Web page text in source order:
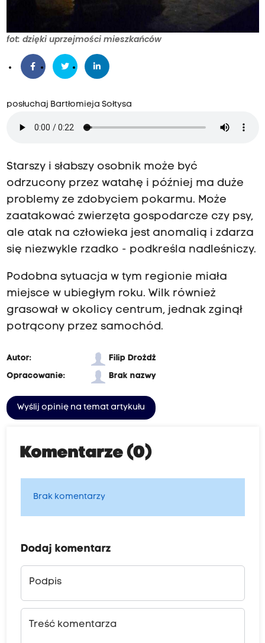
fot: dzięki uprzejmości mieszkańców
posłuchaj Bartłomieja Sołtysa
Starszy i słabszy osobnik może być
odrzucony przez watahę i później ma duże
problemy ze zdobyciem pokarmu. Może
zaatakować zwierzęta gospodarcze czy psy,
ale atak na człowieka jest anomalią i zdarza
się niezwykle rzadko - podkreśla nadleśniczy.
Podobna sytuacja w tym regionie miała
miejsce w ubiegłym roku. Wilk również
grasował w okolicy centrum, jednak zginął
potrącony przez samochód.
Autor:
Filip Drożdż
Opracowanie:
Brak nazwy
Wyślij opinię na temat artykułu
Komentarze (0)
Brak komentarzy
Dodaj komentarz
Podpis
Treść komentarza